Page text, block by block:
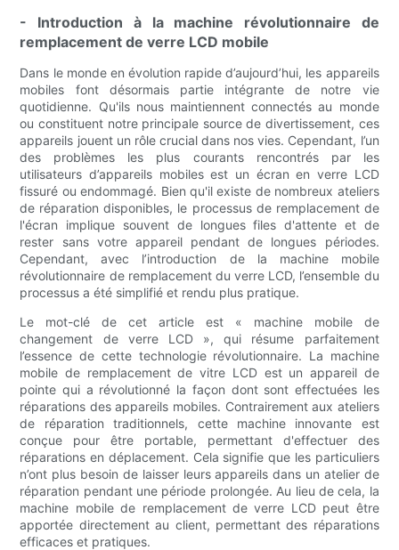
- Introduction à la machine révolutionnaire de
remplacement de verre LCD mobile
Dans le monde en évolution rapide d’aujourd’hui, les appareils
mobiles font désormais partie intégrante de notre vie
quotidienne. Qu'ils nous maintiennent connectés au monde
ou constituent notre principale source de divertissement, ces
appareils jouent un rôle crucial dans nos vies. Cependant, l’un
des problèmes les plus courants rencontrés par les
utilisateurs d’appareils mobiles est un écran en verre LCD
fissuré ou endommagé. Bien qu'il existe de nombreux ateliers
de réparation disponibles, le processus de remplacement de
l'écran implique souvent de longues files d'attente et de
rester sans votre appareil pendant de longues périodes.
Cependant, avec l’introduction de la machine mobile
révolutionnaire de remplacement du verre LCD, l’ensemble du
processus a été simplifié et rendu plus pratique.
Le mot-clé de cet article est « machine mobile de
changement de verre LCD », qui résume parfaitement
l’essence de cette technologie révolutionnaire. La machine
mobile de remplacement de vitre LCD est un appareil de
pointe qui a révolutionné la façon dont sont effectuées les
réparations des appareils mobiles. Contrairement aux ateliers
de réparation traditionnels, cette machine innovante est
conçue pour être portable, permettant d'effectuer des
réparations en déplacement. Cela signifie que les particuliers
n’ont plus besoin de laisser leurs appareils dans un atelier de
réparation pendant une période prolongée. Au lieu de cela, la
machine mobile de remplacement de verre LCD peut être
apportée directement au client, permettant des réparations
efficaces et pratiques.